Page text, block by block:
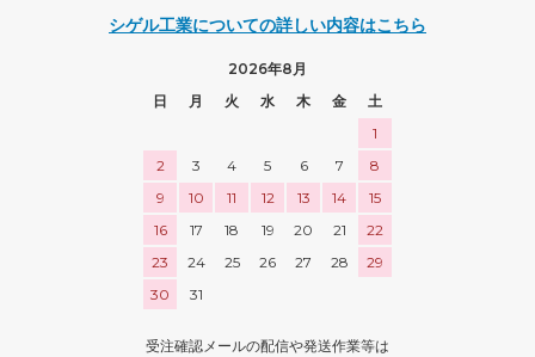
シゲル工業についての詳しい内容はこちら
2026年8月
日
月 火 水 木 金
土
1
2
3 4 5 6 7
8
9
10 11 12 13 14
15
16
17 18 19 20 21
22
23
24 25 26 27 28
29
30
31
受注確認メールの配信や発送作業等は